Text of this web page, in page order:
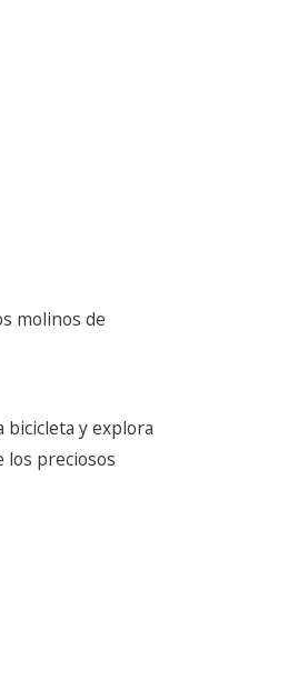
molinos de
bicicleta y explora
los preciosos